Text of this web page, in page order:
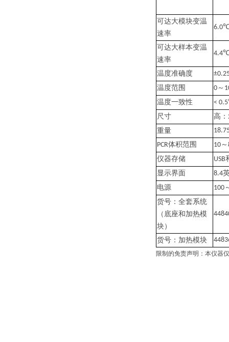
可达大模块变温
速率
可达大样本变温
速率
温度准确度
温度范围
0 ～
温度一致性
<
尺寸
高：
重量
PCR体积范围 10 ～
仪器存储
USB
显示界面
8.4
电源
100
货号：全套系统
（底座和加热模
块）
货号：加热模块
限制的免责声明：本仪器